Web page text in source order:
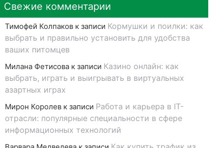
Свежие комментарии
Тимофей Колпаков к записи Кормушки и поилки: как
выбрать и правильно установить для удобства
ваших питомцев
Милана Фетисова к записи Казино онлайн: как
выбрать, играть и выигрывать в виртуальных
азартных играх
Мирон Королев к записи Работа и карьера в IT-
отрасли: популярные специальности в сфере
информационных технологий